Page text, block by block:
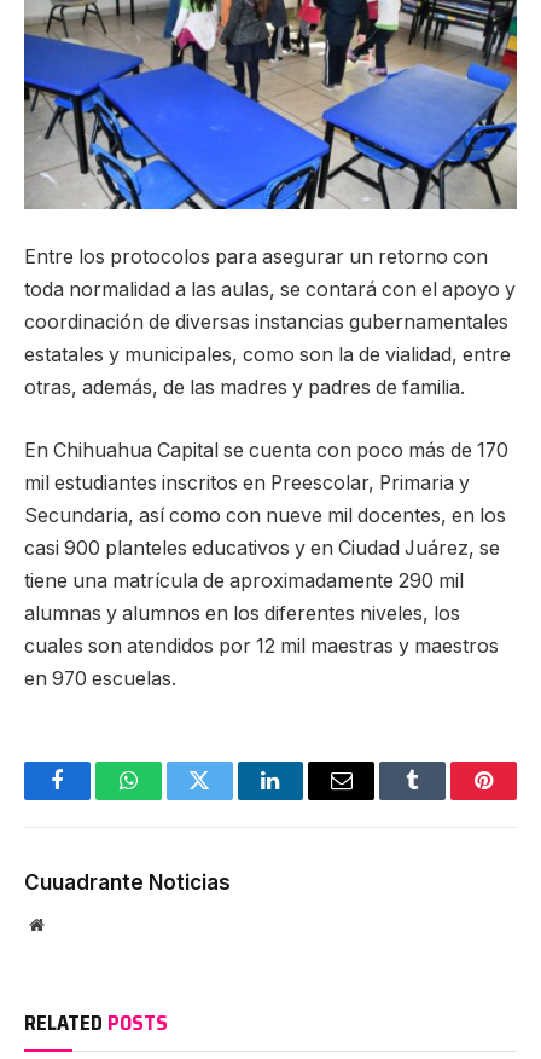
Entre los protocolos para asegurar un retorno con
toda normalidad a las aulas, se contará con el apoyo y
coordinación de diversas instancias gubernamentales
estatales y municipales, como son la de vialidad, entre
otras, además, de las madres y padres de familia.
En Chihuahua Capital se cuenta con poco más de 170
mil estudiantes inscritos en Preescolar, Primaria y
Secundaria, así como con nueve mil docentes, en los
casi 900 planteles educativos y en Ciudad Juárez, se
tiene una matrícula de aproximadamente 290 mil
alumnas y alumnos en los diferentes niveles, los
cuales son atendidos por 12 mil maestras y maestros
en 970 escuelas.
FacebookWhatsAppTwitter LinkedInEmail Tumblr
Cuuadrante Noticias
Website
RELATED POSTS